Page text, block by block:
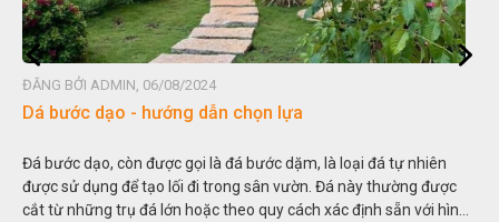
ĐĂNG BỞI ADMIN, 06/08/2024
Dá bước dạo - hướng dẫn chọn lựa
Đá bước dạo, còn được gọi là đá bước dặm, là loại đá tự nhiên
được sử dụng để tạo lối đi trong sân vườn. Đá này thường được
cắt từ những trụ đá lớn hoặc theo quy cách xác định sẵn với hình